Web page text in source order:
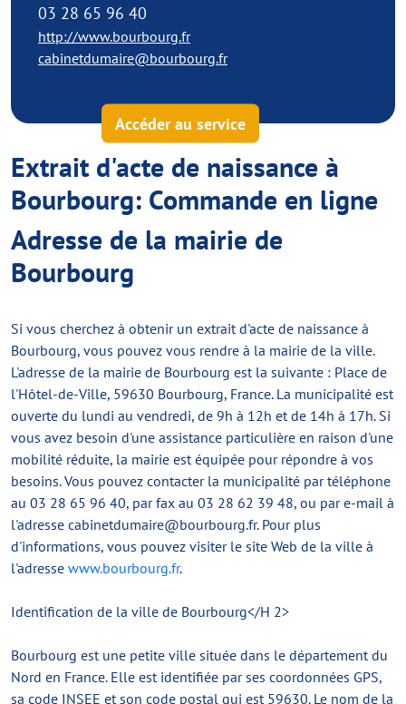
03 28 65 96 40
http://www.bourbourg.fr
cabinetdumaire@bourbourg.fr
Accéder au service
Extrait d'acte de naissance à
Bourbourg: Commande en ligne
Adresse de la mairie de
Bourbourg
Si vous cherchez à obtenir un extrait d'acte de naissance à
Bourbourg, vous pouvez vous rendre à la mairie de la ville.
L'adresse de la mairie de Bourbourg est la suivante : Place de
l'Hôtel-de-Ville, 59630 Bourbourg, France. La municipalité est
ouverte du lundi au vendredi, de 9h à 12h et de 14h à 17h. Si
vous avez besoin d'une assistance particulière en raison d'une
mobilité réduite, la mairie est équipée pour répondre à vos
besoins. Vous pouvez contacter la municipalité par téléphone
au 03 28 65 96 40, par fax au 03 28 62 39 48, ou par e-mail à
l'adresse cabinetdumaire@bourbourg.fr. Pour plus
d'informations, vous pouvez visiter le site Web de la ville à
l'adresse www.bourbourg.fr.
Identification de la ville de Bourbourg</H 2>
Bourbourg est une petite ville située dans le département du
Nord en France. Elle est identifiée par ses coordonnées GPS,
sa code INSEE et son code postal qui est 59630. Le nom de la